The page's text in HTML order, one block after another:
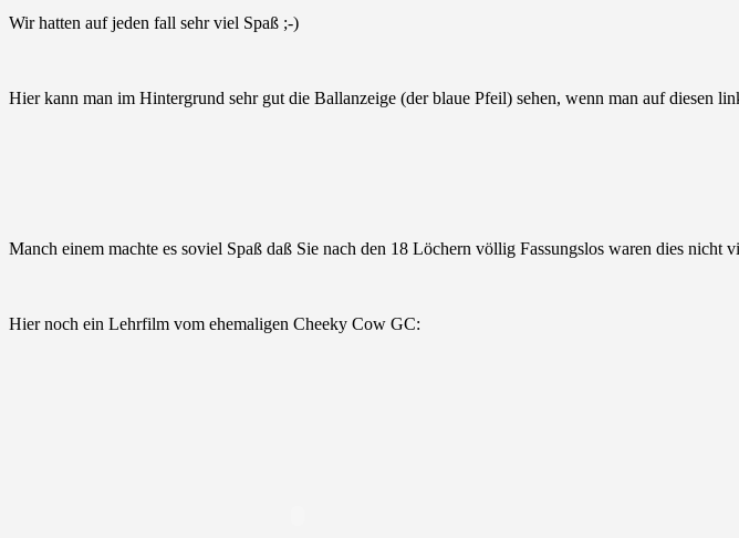
Wir hatten auf jeden fall sehr viel Spaß ;-)
Hier kann man im Hintergrund sehr gut die Ballanzeige (der blaue Pfeil) sehen, wenn man auf diesen
Manch einem machte es soviel Spaß daß Sie nach den 18 Löchern völlig Fassungslos waren dies nicht
Hier noch ein Lehrfilm vom ehemaligen Cheeky Cow GC: